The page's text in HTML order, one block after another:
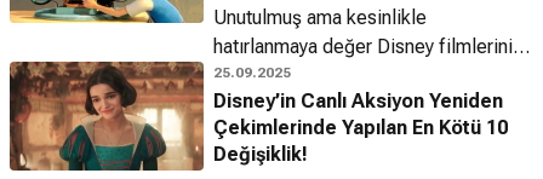
Unutulmuş ama kesinlikle
hatırlanmaya değer Disney filmlerini
sizler için derledik!
25.09.2025
Disney’in Canlı Aksiyon Yeniden
Çekimlerinde Yapılan En Kötü 10
Değişiklik!